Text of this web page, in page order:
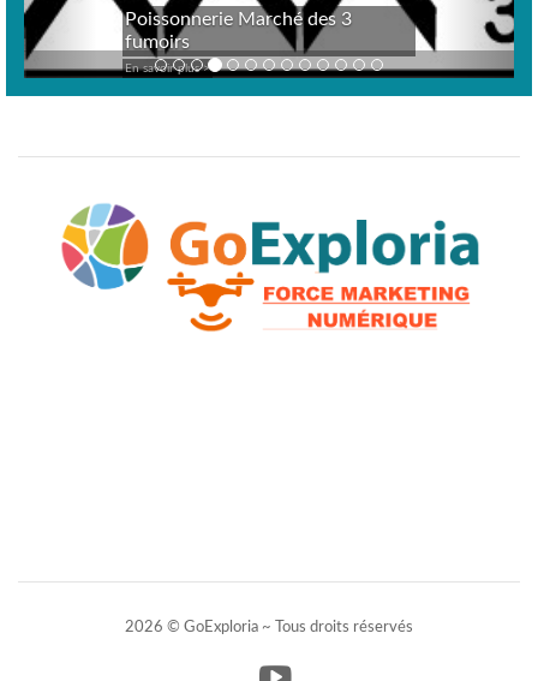
Poissonnerie Marché des 3
fumoirs
En savoir plus >
2026 © GoExploria ~ Tous droits réservés